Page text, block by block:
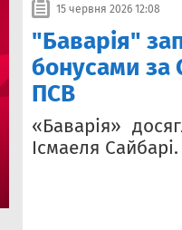
15 червня 2026 12:08
"Баварія"
бонусами за
ПСВ
«Баварія»
Ісмаеля Сайбарі.